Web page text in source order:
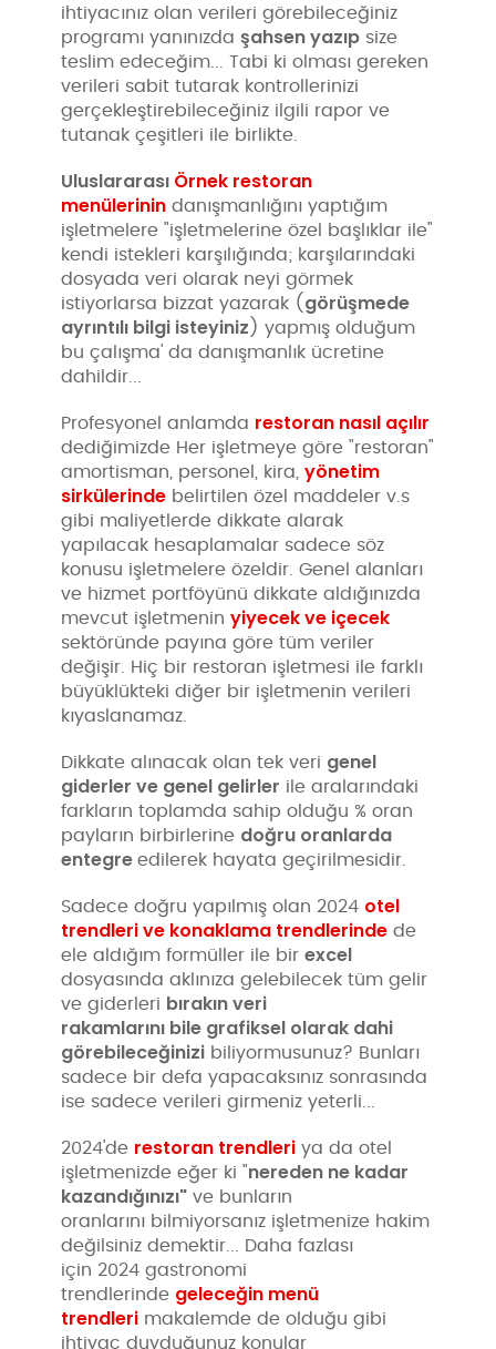
ihtiyacınız olan verileri görebileceğiniz
programı yanınızdaşahsen yazıp size
teslim edeceğim... Tabi ki olması gereken
verileri sabit tutarak kontrollerinizi
gerçekleştirebileceğiniz ilgili rapor ve
tutanak çeşitleri ile birlikte.
Uluslararası Örnek restoran
menülerinin danışmanlığını yaptığım
işletmelere "işletmelerine özel başlıklar ile"
kendi istekleri karşılığında; karşılarındaki
dosyada veri olarak neyi görmek
istiyorlarsa bizzat yazarak ( görüşmede
ayrıntılı bilgi isteyiniz ) yapmış olduğum
bu çalışma' da danışmanlık ücretine
dahildir...
Profesyonel anlamda restoran nasıl açılır
dediğimizde Her işletmeye göre "restoran"
amortisman, personel, kira,yönetim
sirkülerinde belirtilen özel maddeler v.s
gibi maliyetlerde dikkate alarak
yapılacak hesaplamalar sadece söz
konusu işletmelere özeldir. Genel alanları
ve hizmet portföyünü dikkate aldığınızda
mevcut işletmeninyiyecek ve içecek
sektöründe payına göre tüm veriler
değişir. Hiç bir restoran işletmesi ile farklı
büyüklükteki diğer bir işletmenin verileri
kıyaslanamaz.
Dikkate alınacak olan tek veri genel
giderler ve genel gelirler ile aralarındaki
farkların toplamda sahip olduğu % oran
payların birbirlerine doğru oranlarda
entegreedilerek hayata geçirilmesidir.
Sadece doğru yapılmış olan 2024 otel
trendleri ve konaklama trendlerinde de
ele aldığım formüller ile birexcel
dosyasında aklınıza gelebilecek tüm gelir
ve giderleri bırakın veri
rakamlarını bile grafiksel olarak dahi
görebileceğinizi biliyormusunuz? Bunları
sadece bir defa yapacaksınız sonrasında
ise sadece verileri girmeniz yeterli...
2024'de restoran trendleri ya da otel
işletmenizde eğer ki "nereden ne kadar
kazandığınızı" ve bunların
oranlarını bilmiyorsanız işletmenize hakim
değilsiniz demektir... Daha fazlası
için 2024 gastronomi
trendlerinde geleceğin menü
trendleri makalemde de olduğu gibi
ihtiyaç duyduğunuz konular